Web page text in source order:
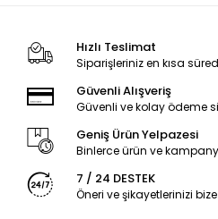
Hızlı Teslimat
Siparişleriniz en kısa
Güvenli Alışveriş
Güvenli ve kolay ödeme
Geniş Ürün Yelpazesi
Binlerce ürün ve
7 / 24 DESTEK
Öneri ve şikayetlerinizi